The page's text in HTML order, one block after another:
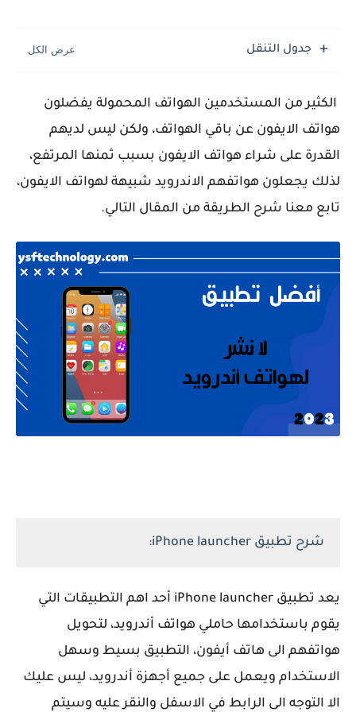
جدول التنقل
الكثير من المستخدمين الهواتف المحمولة يفضلون
هواتف الايفون عن باقي الهواتف، ولكن ليس لديهم
القدرة على شراء هواتف الايفون بسبب ثمنها المرتفع،
لذلك يجعلون هواتفهم الاندرويد شبيهة لهواتف الايفون،
تابع معنا شرح الطريقة من المقال التالي.
شرح تطبيق iPhone launcher:
يعد تطبيق iPhone launcher أحد اهم التطبيقات التي
يقوم باستخدامها حاملي هواتف أندرويد، لتحويل
هواتفهم الى هاتف أيفون، التطبيق بسيط وسهل
الاستخدام ويعمل على جميع أجهزة أندرويد، ليس عليك
الا التوجه الى الرابط في الاسفل والنقر عليه وسيتم